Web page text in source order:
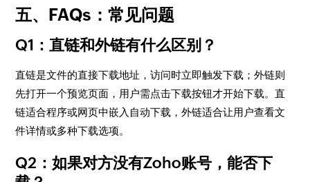
五、FAQs：常见问题
Q1：直链和外链有什么区别？
直链是文件的直接下载地址，访问时立即触发下载；外链则
先打开一个预览页面，用户需点击下载按钮才开始下载。直
链适合程序或网页中嵌入自动下载，外链适合让用户查看文
件详情或多种下载选项。
Q2：如果对方没有Zoho账号，能否下